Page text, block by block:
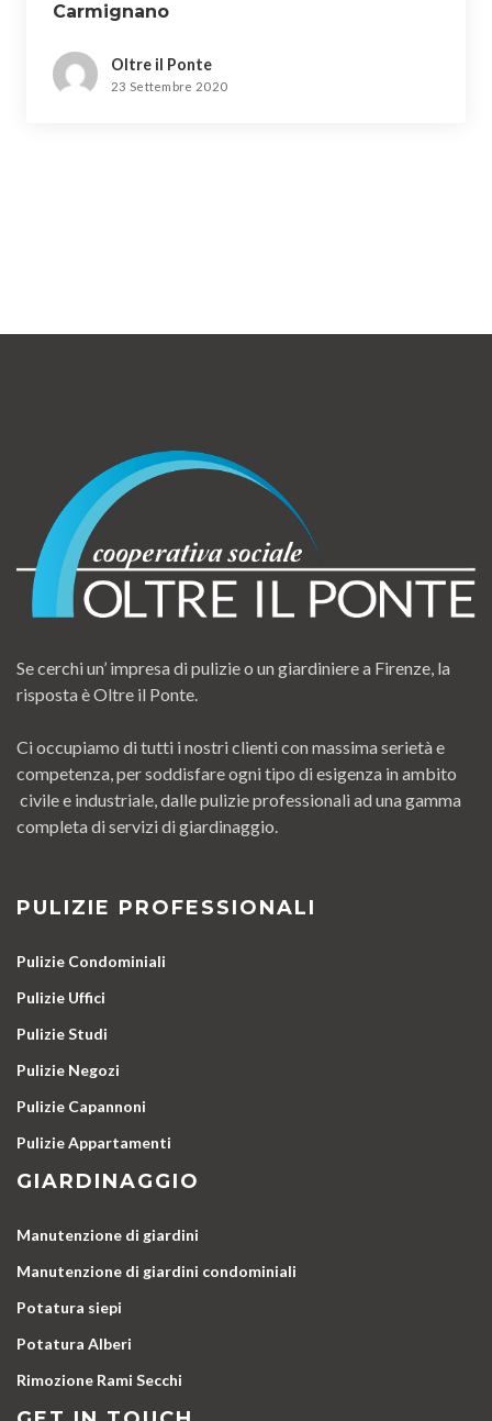
Carmignano
Oltre il Ponte
23 Settembre 2020
Se cerchi un’ impresa di pulizie o un giardiniere a Firenze, la
risposta è Oltre il Ponte.
Ci occupiamo di tutti i nostri clienti con massima serietà e
competenza, per soddisfare ogni tipo di esigenza in ambito
civile e industriale, dalle pulizie professionali ad una gamma
completa di servizi di giardinaggio.
PULIZIE PROFESSIONALI
Pulizie Condominiali
Pulizie Uffici
Pulizie Studi
Pulizie Negozi
Pulizie Capannoni
Pulizie Appartamenti
GIARDINAGGIO
Manutenzione di giardini
Manutenzione di giardini condominiali
Potatura siepi
Potatura Alberi
Rimozione Rami Secchi